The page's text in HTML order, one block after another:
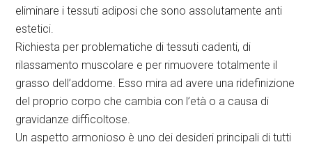
eliminare i tessuti adiposi che sono assolutamente anti
estetici.
Richiesta per problematiche di tessuti cadenti, di
rilassamento muscolare e per rimuovere totalmente il
grasso dell’addome. Esso mira ad avere una ridefinizione
del proprio corpo che cambia con l’età o a causa di
gravidanze difficoltose.
Un aspetto armonioso è uno dei desideri principali di tutti